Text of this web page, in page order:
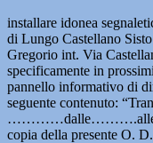
installare idonea
di Lungo Castellano
Gregorio int. Via
specificamente in
pannello informativo di
seguente contenuto:
copia della presente O.